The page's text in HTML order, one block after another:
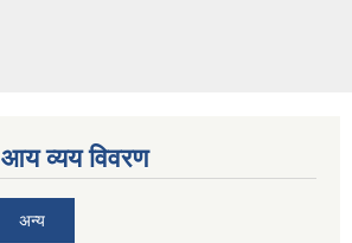
आय व्यय विवरण
अन्य